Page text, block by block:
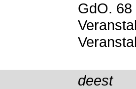
GdO. 68
deest